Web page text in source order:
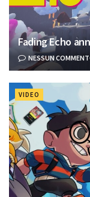
Fading Echo
NESSUN
VIDEO